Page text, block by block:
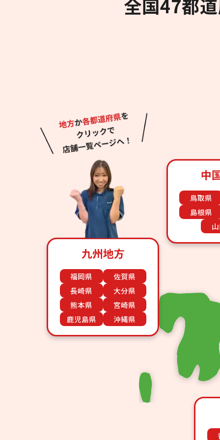
全国47都
中
鳥取県
島根県
九州地方
福岡県
佐賀県
長崎県
大分県
熊本県
宮崎県
鹿児島県
沖縄県